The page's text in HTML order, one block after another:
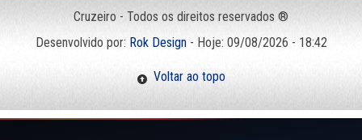
Cruzeiro - Todos os direitos reservados ®
Desenvolvido por: Rok Design- Hoje: 09/08/2026 - 18:42
Voltar ao topo